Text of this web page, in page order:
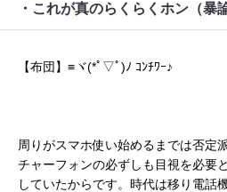
・これが真のらくらくホン（暴
【布団】≡ヾ(*ﾟ▽ﾟ)ﾉ ｺﾝﾁﾜｰ♪
周りがスマホ使い始めるまでは否定
チャーフォンの必ずしも目視を必要
していたからです。時代は移り電話